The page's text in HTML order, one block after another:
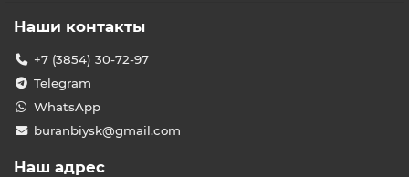
Наши контакты
+7 (3854) 30-72-97
Telegram
WhatsApp
buranbiysk@gmail.com
Наш адрес